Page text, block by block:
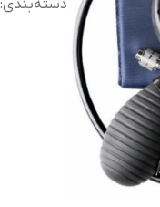
دسته‌بندی: